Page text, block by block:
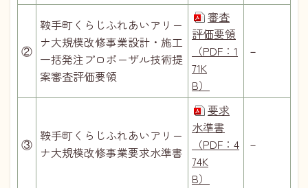
②
鞍手町くらじふれあいアリー
ナ大規模改修事業設計・施工
一括発注プロポーザル技術提
案審査評価要領
審査
評価要領
（PDF：1
71K
B）
－
③
鞍手町くらじふれあいアリー
ナ大規模改修事業要求水準書
要求
水準書
（PDF：4
74K
B）
－